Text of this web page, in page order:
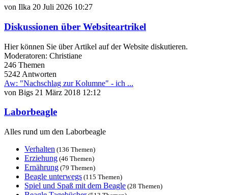
von Ilka 20 Juli 2026 10:27
Diskussionen über Websiteartrikel
Hier können Sie über Artikel auf der Website diskutieren.
Moderatoren: Christiane
246 Themen
5242 Antworten
Aw: "Nachschlag zur Kolumne" - ich ...
von Bigs 21 März 2018 12:12
Laborbeagle
Alles rund um den Laborbeagle
Verhalten (136 Themen)
Erziehung (46 Themen)
Ernährung (79 Themen)
Beagle unterwegs (115 Themen)
Spiel und Spaß mit dem Beagle (28 Themen)